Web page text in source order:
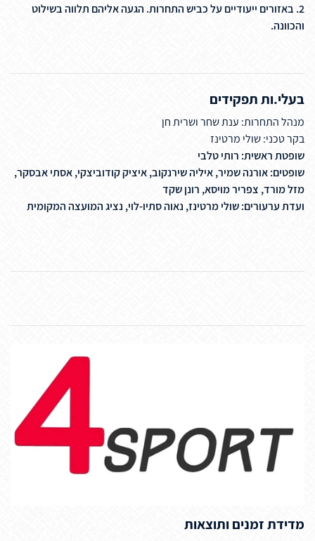
2. באזורים ייעודיים על כביש התחרות. הגעה אליהם תלווה בשילוט
והכוונה.
בעלי.ות תפקידים
מנהל התחרות: ענת שחר ושרית חן
בקר טכני: שולי מרטינז
שופטת ראשית: רותי טלבי
שופטים: אורנה שמיר, איליה שירנקוב, איציק קודוביצקי, אסתי אבסקר,
מזל מורד, צפריר מויסא, רונן שקד
ועדת ערעורים: שולי מרטינז, נאוה סתיו-לוי, נציג המועצה המקומית
מדידת זמנים ותוצאות